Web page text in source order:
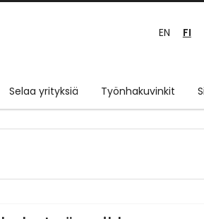
EN FI
Selaa yrityksiä Työnhakuvinkit